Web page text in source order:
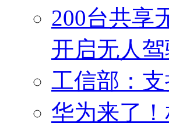
200台共享
开启无人
工信部：
华为来了